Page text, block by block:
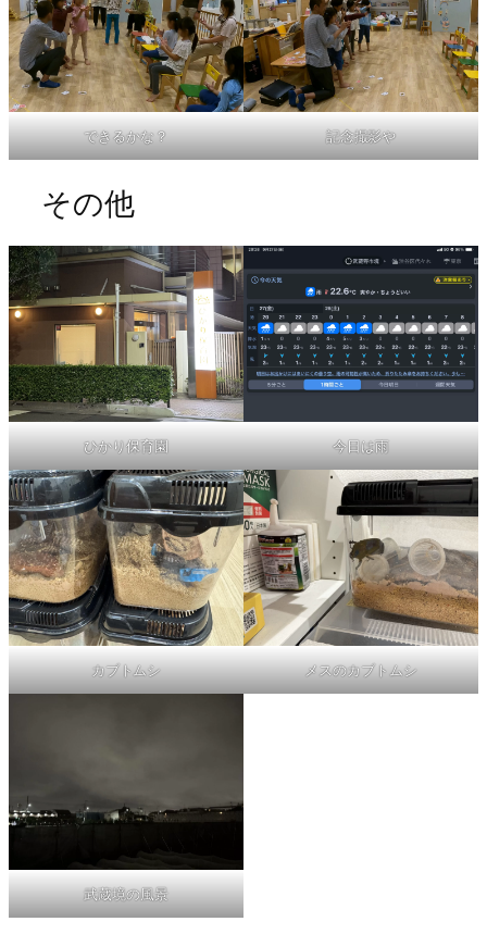
できるかな？ 記念撮影や
その他
ひかり保育園 今日は雨
カブトムシ メスのカブトムシ
武蔵境の風景